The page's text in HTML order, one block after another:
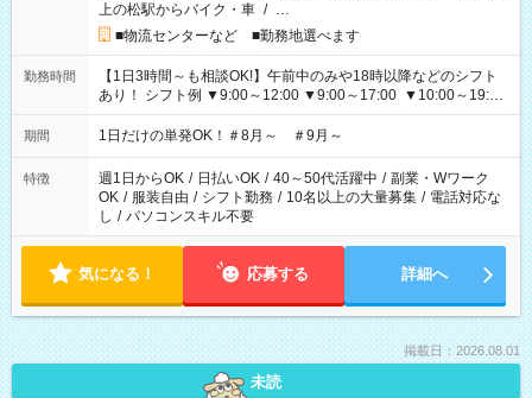
上の松駅からバイク・車 / …
■物流センターなど ■勤務地選べます
勤務時間
【1日3時間～も相談OK!】午前中のみや18時以降などのシフト
あり！ シフト例 ▼9:00～12:00 ▼9:00～17:00 ▼10:00～19:00
▼18:00～21:00
期間 1日だけの単発OK！＃8月～ ＃9月～
特徴 週1日からOK / 日払いOK / 40～50代活躍中 / 副業・Wワーク
OK / 服装自由 / シフト勤務 / 10名以上の大量募集 / 電話対応な
し / パソコンスキル不要
気になる！ 応募する 詳細へ
掲載日：2026.08.01
未読